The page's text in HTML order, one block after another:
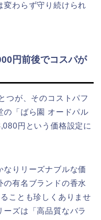
変わらず守り続けられ
円前後でコスパが
つが、そのコストパフ
の「ばら園 オードパル
円という価格設定に
なりリーズナブルな価
の有名ブランドの香水
ことも珍しくありませ
ーズは「高品質なバラ